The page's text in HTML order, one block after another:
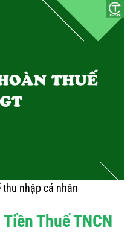
nhập cá nhân
Thuế TNCN